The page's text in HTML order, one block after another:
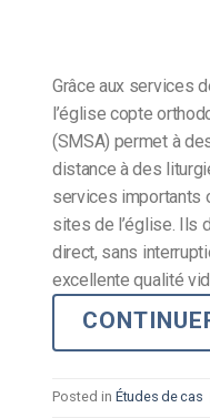
Grâce aux services
l’église copte
(SMSA) permet à
distance à des
services importants
sites de l’église. Ils
direct, sans
excellente qualité
Posted in Études de cas